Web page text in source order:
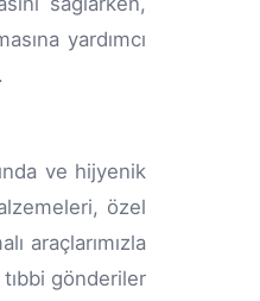
yardımcı
ve hijyenik
özel
araçlarımızla
tıbbi gönderiler